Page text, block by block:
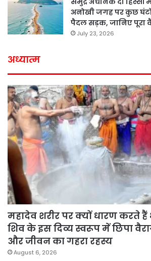
अनोखी जगह पर कुछ
पैदल सड़क, जानिए पूरा
July 23, 2026
अध्यात्म
महादेव शरीर पर क्यों धारण करते
शिव के इस दिव्य स्वरूप में छिपा
और जीवन का गहरा रहस्य
August 6, 2026